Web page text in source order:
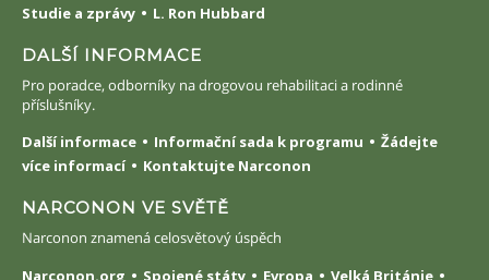
Studie a zprávy
L. Ron Hubbard
DALŠÍ INFORMACE
Pro poradce, odborníky na drogovou rehabilitaci a rodinné
příslušníky.
Další informace
Informační sada k programu
Žádejte
více informací
Kontaktujte Narconon
NARCONON VE SVĚTĚ
Narconon znamená celosvětový úspěch
Narconon.org
Spojené státy Evropa Velká Británie